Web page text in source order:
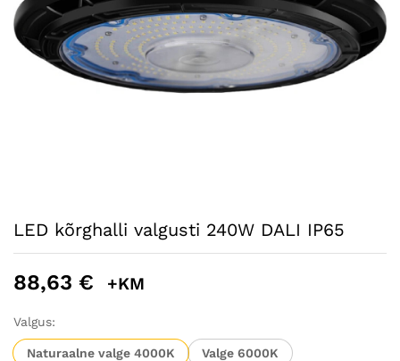
LED kõrghalli valgusti 240W DALI IP65
88,63 € +KM
Valgus:
Naturaalne valge 4000K
Valge 6000K